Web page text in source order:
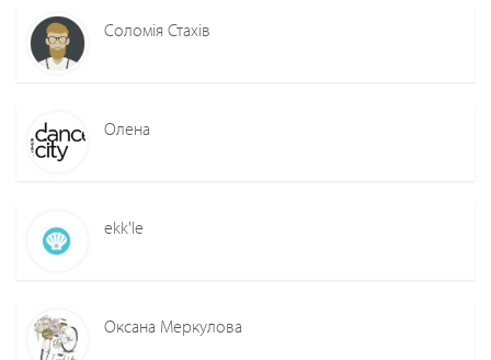
Соломія Стахів
Олена
ekk'le
Оксана Меркулова